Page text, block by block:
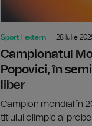
Sport | extern 28 Iulie
Campionatul
Popovici, în
liber
Campion mondial în
titlului olimpic al